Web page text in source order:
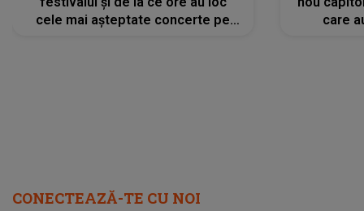
cele mai așteptate concerte pe
care
CONECTEAZĂ-TE CU NOI